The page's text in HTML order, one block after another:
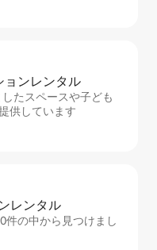
ョ⁠ンレ⁠ン⁠タ⁠ル
たスペースや子ども
供しています
レ⁠ン⁠タ⁠ル
件の中から見つけまし